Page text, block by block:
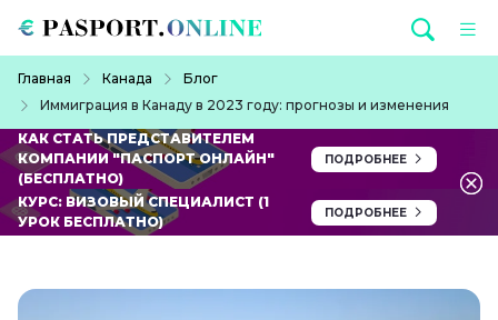
Главная Канада
Блог
Иммиграция в Канаду в 2023 году: прогнозы и изменения
КАК СТАТЬ ПРЕДСТАВИТЕЛЕМ
КОМПАНИИ "ПАСПОРТ ОНЛАЙН"
(БЕСПЛАТНО)
ПОДРОБНЕЕ
КУРС: ВИЗОВЫЙ СПЕЦИАЛИСТ (1
УРОК БЕСПЛАТНО)
ПОДРОБНЕЕ